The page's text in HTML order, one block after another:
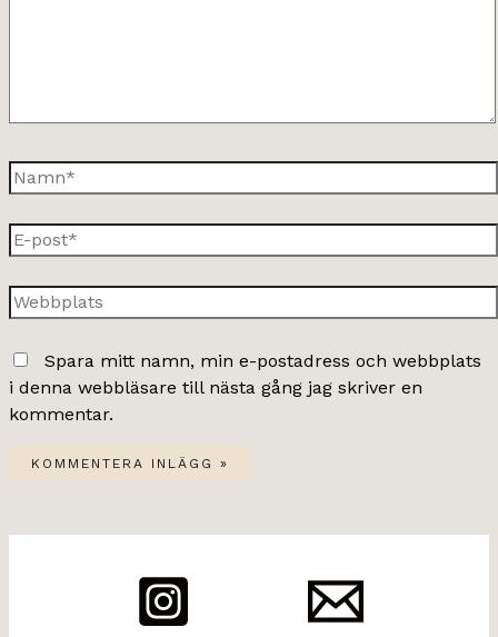
Namn*
E-
post*
Webbplats
Spara mitt namn, min e-postadress och webbplats
i denna webbläsare till nästa gång jag skriver en
kommentar.